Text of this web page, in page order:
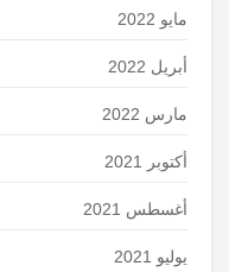
مايو 2022
أبريل 2022
مارس 2022
أكتوبر 2021
أغسطس 2021
يوليو 2021